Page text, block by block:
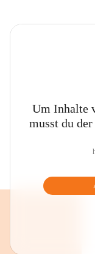
Um Inhalte
musst du